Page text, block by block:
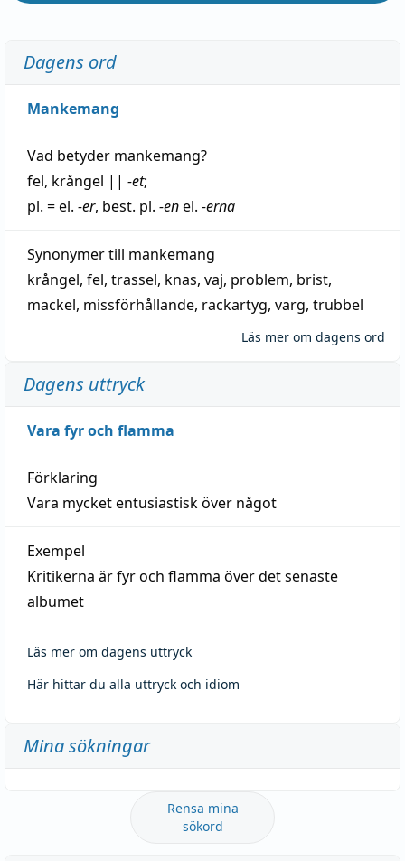
Dagens ord
Mankemang
Vad betyder mankemang?
fel, krångel || -et;
pl. = el. -er, best. pl. -enel. -erna
Synonymer till mankemang
krångel, fel, trassel, knas, vaj, problem, brist,
mackel, missförhållande, rackartyg, varg, trubbel
Läs mer om dagens ord
Dagens uttryck
Vara fyr och flamma
Förklaring
Vara mycket entusiastisk över något
Exempel
Kritikerna är fyr och flamma över det senaste
albumet
Läs mer om dagens uttryck
Här hittar du alla uttryck och idiom
Mina sökningar
Rensa mina
sökord